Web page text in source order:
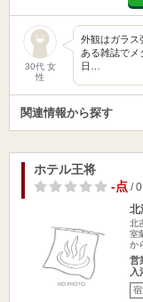
30代 女
性
外観はガラス
ある雑誌でメ
日…
関連情報から探す
ホテル王将
-点/ 0
北
北
室
か
営
入